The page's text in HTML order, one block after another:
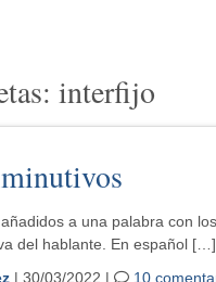
interfijo
a una palabra con
del hablante. En español […]
| 30/03/2022 | 10